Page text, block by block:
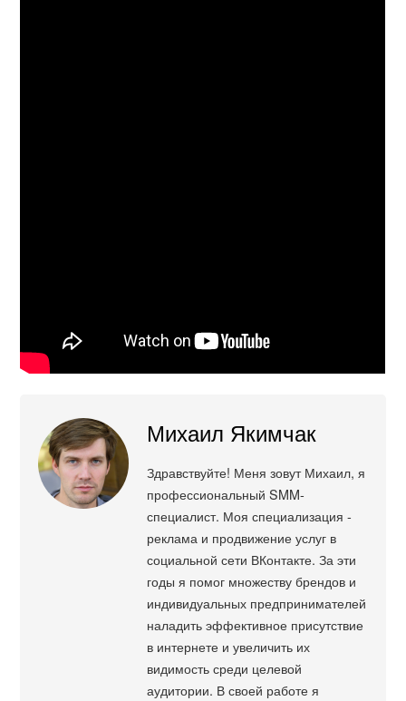
Михаил Якимчак
Здравствуйте! Меня зовут Михаил, я
профессиональный SMM-
специалист. Моя специализация -
реклама и продвижение услуг в
социальной сети ВКонтакте. За эти
годы я помог множеству брендов и
индивидуальных предпринимателей
наладить эффективное присутствие
в интернете и увеличить их
видимость среди целевой
аудитории. В своей работе я